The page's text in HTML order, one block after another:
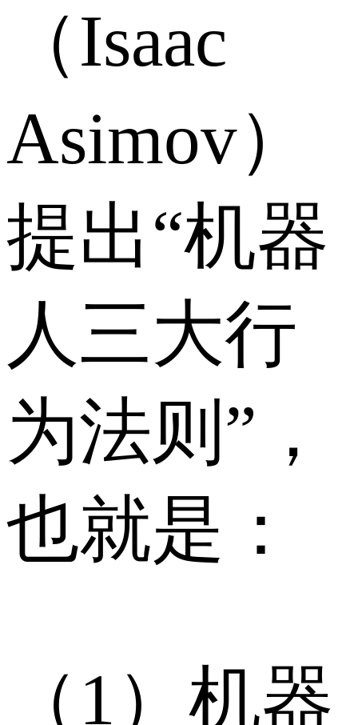
（Isaac
Asimov）
提出“机器
人三大行
为法则”，
也就是：
（1）机器